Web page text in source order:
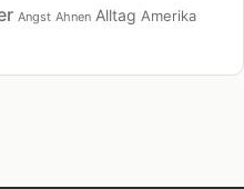
Angst Ahnen Alltag Amerika